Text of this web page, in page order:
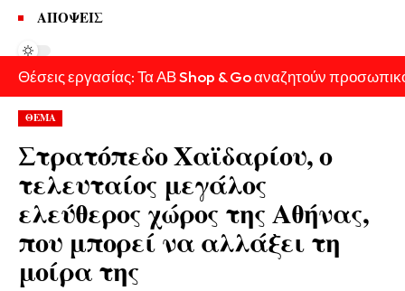
ΑΠΟΨΕΙΣ
Θέσεις εργασίας: Τα ΑΒ Shop & Go αναζητούν
ΘΕΜΑ
Στρατόπεδο Χαϊδαρίου, o
τελευταίος μεγάλος
ελεύθερος χώρος της Αθήνας,
που μπορεί να αλλάξει τη
μοίρα της